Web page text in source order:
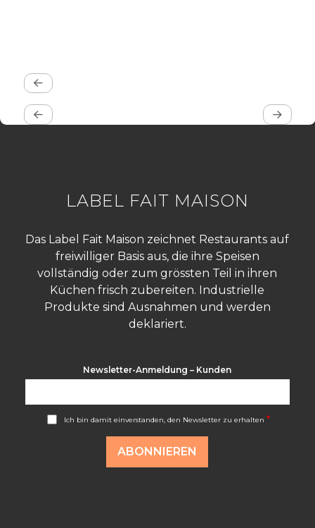
LABEL FAIT MAISON
Das Label Fait Maison zeichnet Restaurants auf
freiwilliger Basis aus, die ihre Speisen
vollständig oder zum grössten Teil in ihren
Küchen frisch zubereiten. Industrielle
Produkte sind Ausnahmen und werden
deklariert.
Newsletter-Anmeldung – Kunden
Ich bin damit einverstanden, den Newsletter zu erhalten *
ABONNIEREN